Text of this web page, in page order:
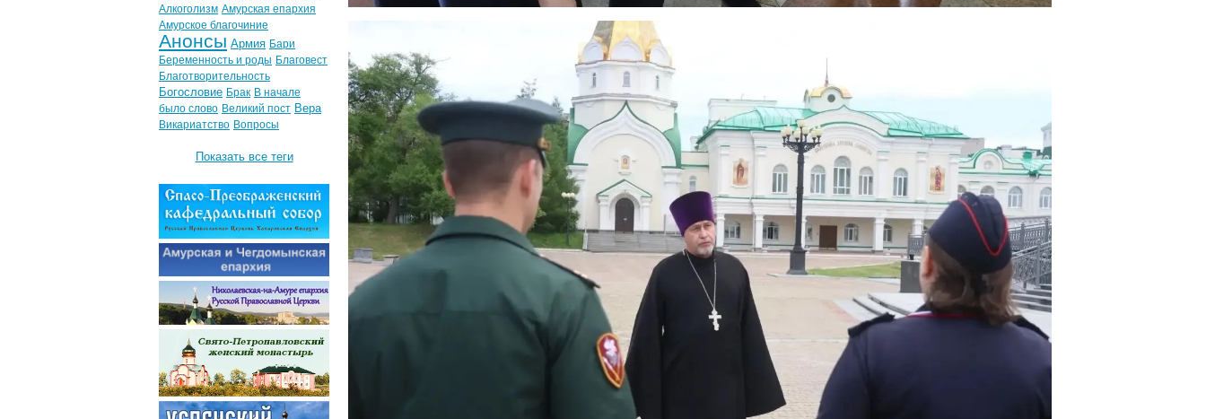
Алкоголизм Амурская епархия
Амурское благочиние
Анонсы Армия Бари
Беременность и роды Благовест
Благотворительность
Богословие Брак В начале
было слово Великий пост Вера
Викариатство Вопросы
Показать все теги